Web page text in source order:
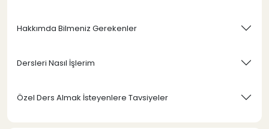
Hakkımda Bilmeniz Gerekenler
Dersleri Nasıl İşlerim
Özel Ders Almak İsteyenlere Tavsiyeler